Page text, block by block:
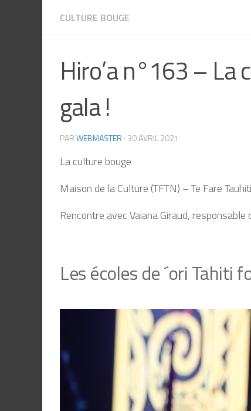
CULTURE BOUGE
Hiro’a n°163 – La
gala !
PARWEBMASTER · 30 AVRIL 2021
La culture bouge
Maison de la Culture (TFTN) – Te FareTauhiti
Rencontre avecVaianaGiraud, responsable
Les écoles de´oriTahiti